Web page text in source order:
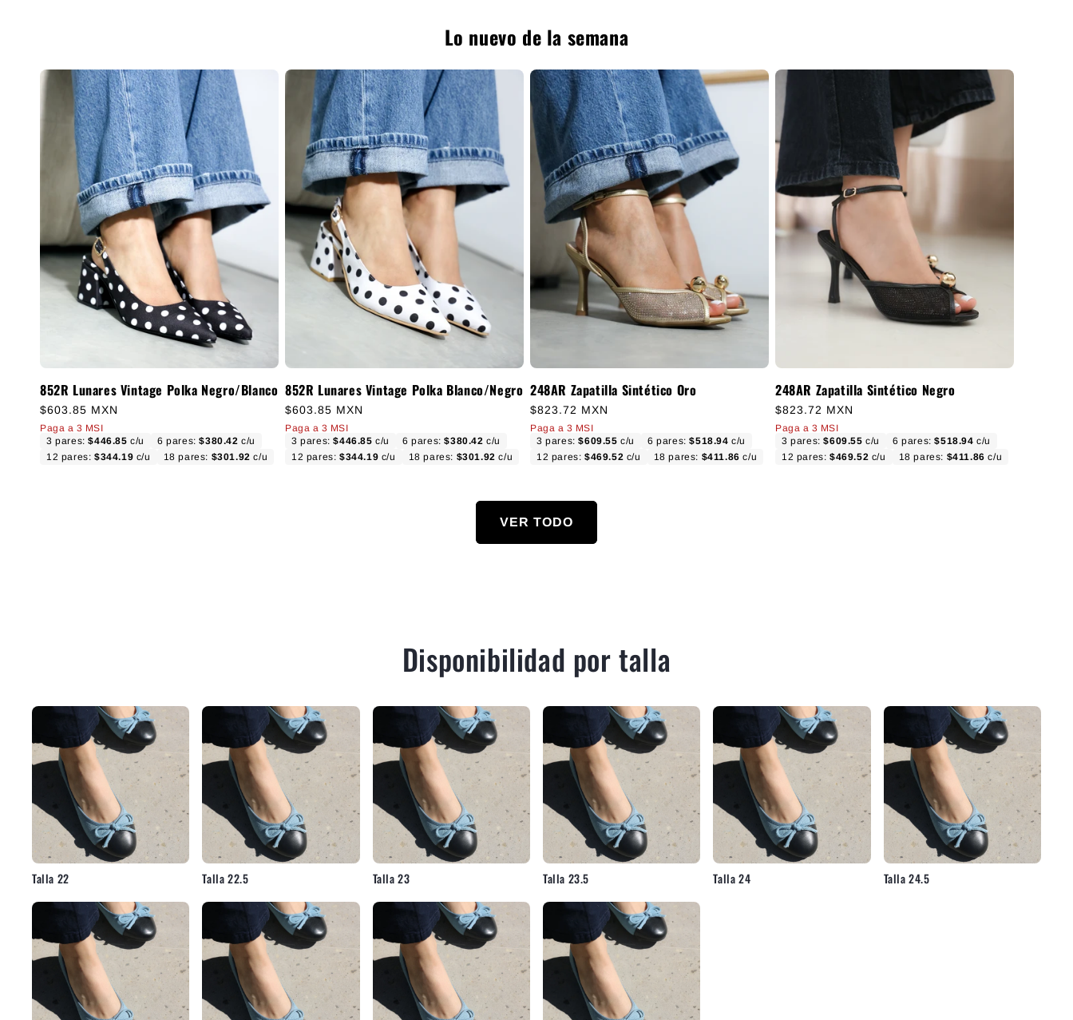
Lo nuevo de la semana
852R Lunares Vintage Polka Negro/Blanco
Precio habitual
$603.85 MXN
Paga a 3 MSI
3 pares:$446.85 c/u 6 pares:$380.42 c/u
12 pares: $344.19 c/u 18 pares: $301.92 c/u
852R Lunares Vintage Polka Blanco/Negro
Precio habitual
$603.85 MXN
Paga a 3 MSI
3 pares:$446.85 c/u 6 pares:$380.42 c/u
12 pares: $344.19 c/u 18 pares: $301.92 c/u
248AR Zapatilla Sintético Oro
Precio habitual
$823.72 MXN
Paga a 3 MSI
3 pares:$609.55 c/u 6 pares:$518.94 c/u
12 pares: $469.52 c/u 18 pares: $411.86 c/u
248AR Zapatilla Sintético Negro
Precio habitual
$823.72 MXN
Paga a 3 MSI
3 pares:$609.55 c/u 6 pares:$518.94 c/u
12 pares: $469.52 c/u 18 pares: $411.86 c/u
VER TODO
Disponibilidad por talla
Talla 22 Talla 22.5 Talla 23 Talla 23.5 Talla 24 Talla 24.5